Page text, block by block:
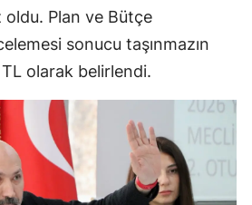
oldu. Plan ve Bütçe
sonucu taşınmazın
olarak belirlendi.